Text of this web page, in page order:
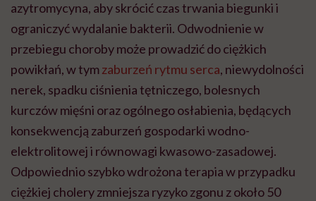
azytromycyna, aby skrócić czas trwania biegunki i
ograniczyć wydalanie bakterii. Odwodnienie w
przebiegu choroby może prowadzić do ciężkich
powikłań, w tymzaburzeń rytmu serca, niewydolności
nerek, spadku ciśnienia tętniczego, bolesnych
kurczów mięśni oraz ogólnego osłabienia, będących
konsekwencją zaburzeń gospodarki wodno-
elektrolitowej i równowagi kwasowo-zasadowej.
Odpowiednio szybko wdrożona terapia w przypadku
ciężkiej cholery zmniejsza ryzyko zgonu z około 50